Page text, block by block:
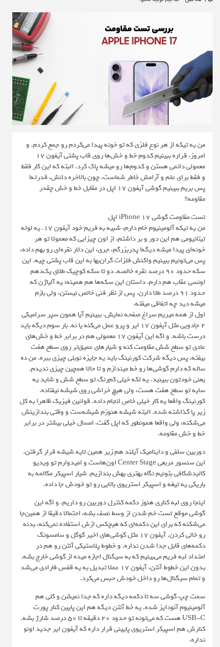
من یه تیکه از هر نوع فلزی که تو خونه پیدا می‌کردم رو جمع کردم. و
امروز، قراره ببینیم کدوم خط و خش‌ها روی قاب پشتی آیفون ۱۷
معمولی دائمی هستن و کدوم‌ها رو میشه پاک کرد. البته که این کار فقط
و فقط برای علم و آرامش خاطر شماست، چون بالاخره دانش، قدرته!
پس بریم ببینیم گوشی آیفون 17 اپل در مقابل خط و خش چقدر
مقاومه؟
تست مقاومت گوشی iPhone 17 اپل
من یه تیکه آلومینیوم خام دارم، شبیه به فریم خود آیفون ۱۷. یه لوله
تیتانیومی هم این دور و بر داشتم، از اون چیزایی که معمولا تو هر
خونه‌ای پیدا میشه دیگه! پدربزرگم، جری، این دلار نقره‌ای رو بهم داده،
پس می‌تونیم ببینیم واکنش فلزات گران‌بها به این قاب پشتی چیه. این
سکه حدود ۹۰ درصد نقره خالصه. دو تا سکه کوچیک طلای یک‌دهم
اونسی عقاب هم دارم. داستان این سکه‌ها هم همینه؛ یه آلیاژن که
حدود ۹۱ درصد طلا دارن. پس از نظر فنی خالص نیستن، ولی بازم
میشه دید چه اتفاقی میفته.
اول از همه میریم سراغ صفحه نمایش. ببینیم آیا همون سپر سرامیکی
۲ جادویی مثل آیفون ۱۷ ایر و پرو عمل می‌کنه یا نه. بار سوم دیگه باید
درست باشه. و اگه این آیفون ۱۷ معمولی هم در برابر خط و خش‌های
عادی تو سطح شش مقاومت کنه و شیارهای عمیق‌تر روی سطح هفت
بیفته، پس دیگه شرکت کورنینگ باید یه جایزه نوبلی چیزی ببره. من ده
ساله که دارم گوشی‌ها رو خط میندازم و تا حالا همچین چیزی ندیدم.
یعنی خودتون ببینید. یه لکه خیلی کم‌رنگ تو سطح شش و شاید یه
سایه تو سطح هفت هست، ولی هیچ خراشی روی شیشه نیفتاده.
کورنینگ واقعا یه کار خیلی خاص انجام داده. قوانین فیزیک ظاهرا به کل
زیر پا گذاشته شده. البته شیشه هنوزم شیشه‌ست و وقتی بندازینش
می‌شکنه، ولی واقعا همونطور که اپل گفت، امسال خیلی بیشتر در برابر
خط و خش مقاومه.
دوربین سلفی و داینامیک آیلند هم زیر همین لایه شیشه قرار گرفتن.
این سنسور مربعی Center Stage اون‌هاست و امیدوارم تو ویدیو
کالبدشکافی بتونیم نگاه بهتری بهش بندازیم. شیار اسپیکر مکالمه به
باریکی یه تیغه و اسپیکر استریوی بالایی رو تو خودش جا داده.
اینجا روی لبه کناری هنوز دکمه کنترل دوربین رو داریم. و اگه این
گوشی موقع تست خم شدن از وسط نصف بشه، احتمالا دقیقا از همین‌جا
می‌شکنه که برای این دکمه‌ای که هیچکس ازش استفاده نمی‌کنه، بدنه
رو خالی کردن. آیفون ۱۷ مثل گوشی‌های اخیر گوگل و سامسونگ
دکمه‌های قابل جدا شدن نداره. و خطوط پلاستیکی آنتن رو هم در
امتداد لبه فریم می‌بینیم که به سیگنال اجازه میده از گوشی خارج بشه.
بدون این خطوط آنتن، آیفون ۱۷ عملا تبدیل به یه قفس فارادی می‌شد
و تمام سیگنال‌ها رو داخل خودش حبس می‌کرد.
سمت چپ گوشی سه تا دکمه دیگه داره که جدا نمیشن و کلی هم
آلومینیوم آنودایز شده. یه خط آنتن دیگه هم این پایین کنار پورت
USB-C هست که می‌تونه تو حدود ۲۰ دقیقه تا ۵۰ درصد شارژ بشه.
کنارش هم اسپیکر استریوی پایینی قرار داره که آیفون ایر جدید اونو
نداره.